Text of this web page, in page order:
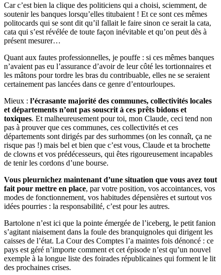
Car c’est bien la clique des politiciens qui a choisi, sciemment, de
soutenir les banques lorsqu’elles titubaient ! Et ce sont ces mêmes
politocards qui se sont dit qu’il fallait le faire sinon ce serait la cata,
cata qui s’est révélée de toute façon inévitable et qu’on peut dès à
présent mesurer…
Quant aux fautes professionnelles, je pouffe : si ces mêmes banques
n’avaient pas eu l’assurance d’avoir de leur côté les tortionnaires et
les mâtons pour tordre les bras du contribuable, elles ne se seraient
certainement pas lancées dans ce genre d’entourloupes.
Mieux : l’écrasante majorité des communes, collectivités locales
et départements n’ont pas souscrit à ces prêts bidons et
toxiques. Et malheureusement pour toi, mon Claude, ceci tend non
pas à prouver que ces communes, ces collectivités et ces
départements sont dirigés par des surhommes (on les connaît, ça ne
risque pas !) mais bel et bien que c’est vous, Claude et ta brochette
de clowns et vos prédécesseurs, qui êtes rigoureusement incapables
de tenir les cordons d’une bourse.
Vous pleurnichez maintenant d’une situation que vous avez tout
fait pour mettre en place, par votre position, vos accointances, vos
modes de fonctionnement, vos habitudes dépensières et surtout vos
idées pourries : la responsabilité, c’est pour les autres.
Bartolone n’est ici que la pointe émergée de l’iceberg, le petit fanion
s’agitant niaisement dans la foule des branquignoles qui dirigent les
caisses de l’état. La Cour des Comptes l’a maintes fois dénoncé : ce
pays est géré n’importe comment et cet épisode n’est qu’un nouvel
exemple à la longue liste des foirades républicaines qui forment le lit
des prochaines crises.